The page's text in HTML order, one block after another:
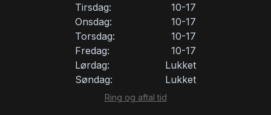
USB tilslutning
Vejbaneassistent
Tirsdag:
10-17
Onsdag:
10-17
Torsdag:
10-17
Fredag:
10-17
Lørdag:
Lukket
Søndag:
Lukket
Ring og aftal tid